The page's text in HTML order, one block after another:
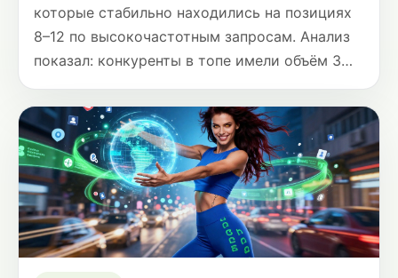
которые стабильно находились на позициях
8–12 по высокочастотным запросам. Анализ
показал: конкуренты в топе имели объём 3…